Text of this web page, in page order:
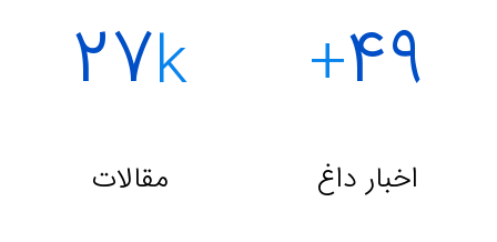
۴۹+
اخبار داغ
۲۷k
مقالات